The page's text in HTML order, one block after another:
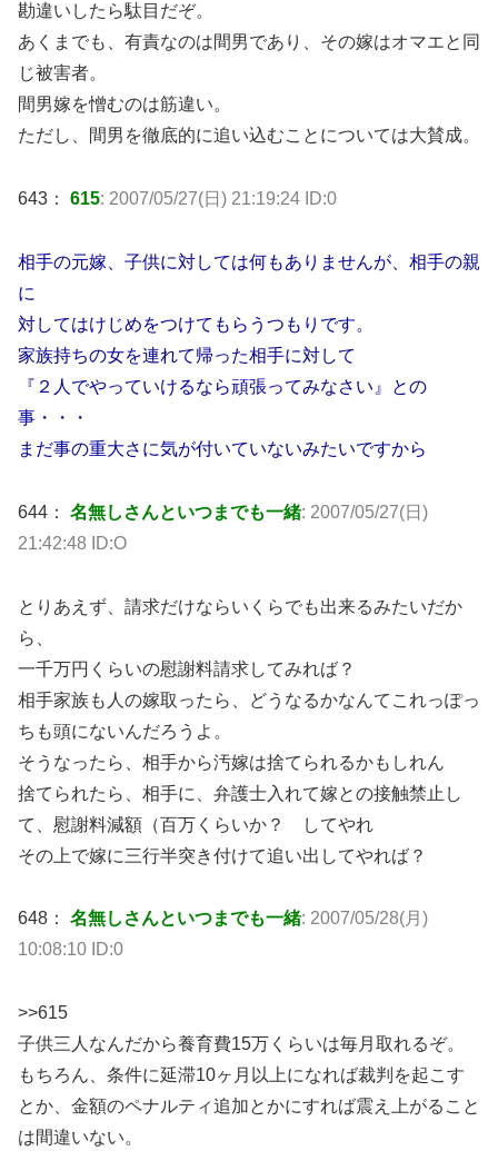
勘違いしたら駄目だぞ。
あくまでも、有責なのは間男であり、その嫁はオマエと同
じ被害者。
間男嫁を憎むのは筋違い。
ただし、間男を徹底的に追い込むことについては大賛成。
643： 615: 2007/05/27(日) 21:19:24 ID:0
相手の元嫁、子供に対しては何もありませんが、相手の親
に
対してはけじめをつけてもらうつもりです。
家族持ちの女を連れて帰った相手に対して
『２人でやっていけるなら頑張ってみなさい』との
事・・・
まだ事の重大さに気が付いていないみたいですから
644： 名無しさんといつまでも一緒: 2007/05/27(日)
21:42:48 ID:O
とりあえず、請求だけならいくらでも出来るみたいだか
ら、
一千万円くらいの慰謝料請求してみれば？
相手家族も人の嫁取ったら、どうなるかなんてこれっぽっ
ちも頭にないんだろうよ。
そうなったら、相手から汚嫁は捨てられるかもしれん
捨てられたら、相手に、弁護士入れて嫁との接触禁止し
て、慰謝料減額（百万くらいか？ してやれ
その上で嫁に三行半突き付けて追い出してやれば？
648： 名無しさんといつまでも一緒: 2007/05/28(月)
10:08:10 ID:0
>>615
子供三人なんだから養育費15万くらいは毎月取れるぞ。
もちろん、条件に延滞10ヶ月以上になれば裁判を起こす
とか、金額のペナルティ追加とかにすれば震え上がること
は間違いない。